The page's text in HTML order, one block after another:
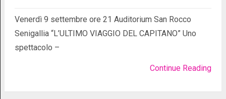
Venerdì 9 settembre ore 21 Auditorium San Rocco
Senigallia “L’ULTIMO VIAGGIO DEL CAPITANO” Uno
spettacolo –
Continue Reading